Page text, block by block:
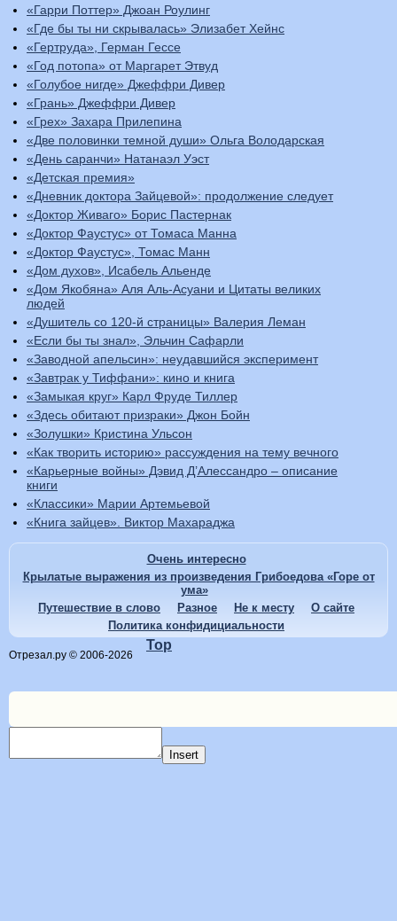
«Гарри Поттер» Джоан Роулинг
«Где бы ты ни скрывалась» Элизабет Хейнс
«Гертруда», Герман Гессе
«Год потопа» от Маргарет Этвуд
«Голубое нигде» Джеффри Дивер
«Грань» Джеффри Дивер
«Грех» Захара Прилепина
«Две половинки темной души» Ольга Володарская
«День саранчи» Натанаэл Уэст
«Детская премия»
«Дневник доктора Зайцевой»: продолжение следует
«Доктор Живаго» Борис Пастернак
«Доктор Фаустус» от Томаса Манна
«Доктор Фаустус», Томас Манн
«Дом духов», Исабель Альенде
«Дом Якобяна» Аля Аль-Асуани и Цитаты великих
людей
«Душитель со 120-й страницы» Валерия Леман
«Если бы ты знал», Эльчин Сафарли
«Заводной апельсин»: неудавшийся эксперимент
«Завтрак у Тиффани»: кино и книга
«Замыкая круг» Карл Фруде Тиллер
«Здесь обитают призраки» Джон Бойн
«Золушки» Кристина Ульсон
«Как творить историю» рассуждения на тему вечного
«Карьерные войны» Дэвид Д’Алессандро – описание
книги
«Классики» Марии Артемьевой
«Книга зайцев». Виктор Махараджа
Очень интересно
Крылатые выражения из произведения Грибоедова «Горе от
ума»
Путешествие в слово
Разное Не к месту
О сайте
Политика конфидициальности
Отрезал.ру © 2006-2026
Top
Insert